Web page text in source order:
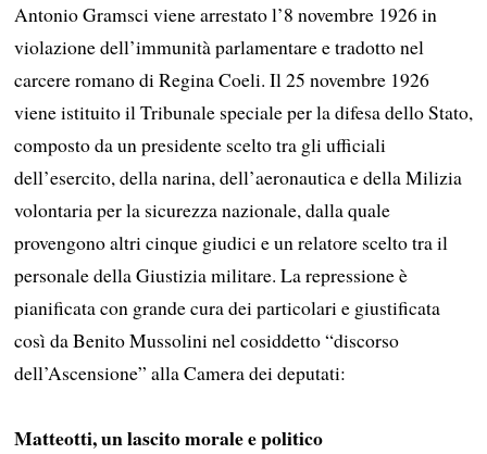
Antonio Gramsci viene arrestato l’8 novembre 1926 in
violazione dell’immunità parlamentare e tradotto nel
carcere romano di Regina Coeli. Il 25 novembre 1926
viene istituito il Tribunale speciale per la difesa dello Stato,
composto da un presidente scelto tra gli ufficiali
dell’esercito, della narina, dell’aeronautica e della Milizia
volontaria per la sicurezza nazionale, dalla quale
provengono altri cinque giudici e un relatore scelto tra il
personale della Giustizia militare. La repressione è
pianificata con grande cura dei particolari e giustificata
così da Benito Mussolini nel cosiddetto “discorso
dell’Ascensione” alla Camera dei deputati:
Matteotti, un lascito morale e politico